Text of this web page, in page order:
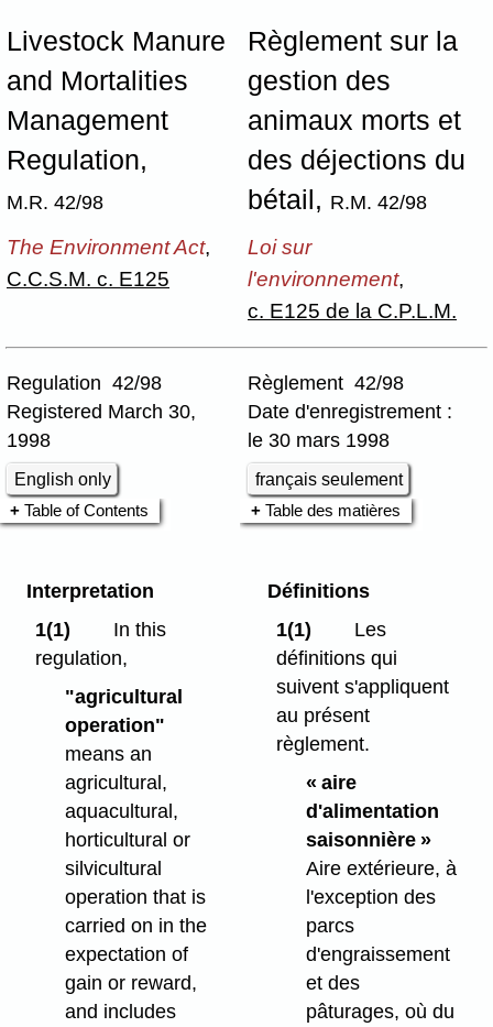
Livestock Manure
and Mortalities
Management
Regulation,
M.R. 42/98
Règlement sur la
gestion des
animaux morts et
des déjections du
bétail, R.M. 42/98
The Environment Act,
C.C.S.M. c. E125
Loi sur
l'environnement,
c. E125 de la C.P.L.M.
Regulation 42/98
Registered March 30,
1998
English only
Règlement 42/98
Date d'enregistrement :
le 30 mars 1998
français seulement
Table of Contents
Table des matières
Interpretation
1(1)
In this
regulation,
"agricultural
operation"
means an
agricultural,
aquacultural,
horticultural or
silvicultural
operation that is
carried on in the
expectation of
gain or reward,
and includes
Définitions
1(1)
Les
définitions qui
suivent s'appliquent
au présent
règlement.
« aire
d'alimentation
saisonnière »
Aire extérieure, à
l'exception des
parcs
d'engraissement
et des
pâturages, où du